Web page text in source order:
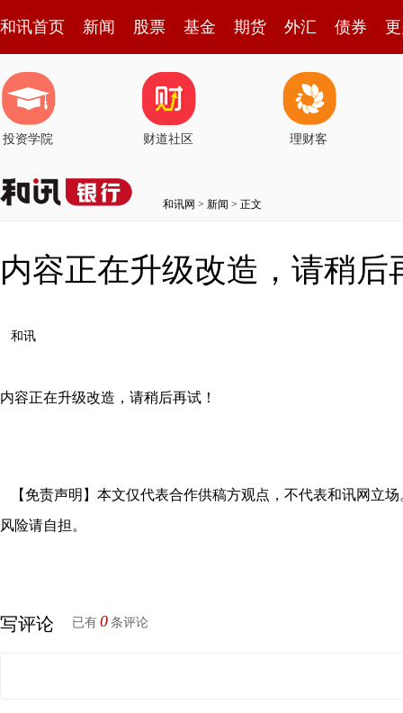
和讯首页 新闻 股票 基金 期货 外汇 债券
投资学院 财道社区 理财客
和讯网 > 新闻 > 正文
内容正在升级改造，请稍后
和讯
内容正在升级改造，请稍后再试！
【免责声明】本文仅代表合作供稿方观点，不代表和讯网立
风险请自担。
写评论 已有 0 条评论